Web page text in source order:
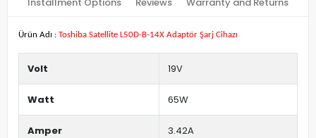
Ürün Adı : Toshiba Satellite L50D-B-14X Adaptör Şarj Cihazı
Volt 19V
Watt 65W
Amper 3.42A